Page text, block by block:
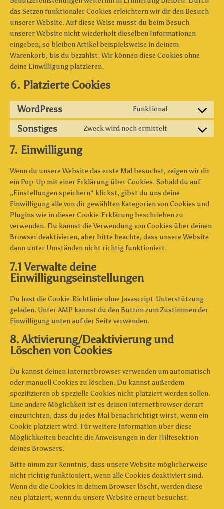
das Setzen funktionaler Cookies erleichtern wir dir den Besuch
unserer Website. Auf diese Weise musst du beim Besuch
unserer Website nicht wiederholt dieselben Informationen
eingeben, so bleiben Artikel beispielsweise in deinem
Warenkorb, bis du bezahlst. Wir können diese Cookies ohne
deine Einwilligung platzieren.
6. Platzierte Cookies
WordPress Funktional
Consent
service
Sonstiges Zweck wird noch ermittelt
Consent
sonstiges
7. Einwilligung
Wenn du unsere Website das erste Mal besuchst, zeigen wir dir
ein Pop-Up mit einer Erklärung über Cookies. Sobald du auf
„Einstellungen speichern“ klickst, gibst du uns deine
Einwilligung alle von dir gewählten Kategorien von Cookies und
Plugins wie in dieser Cookie-Erklärung beschrieben zu
verwenden. Du kannst die Verwendung von Cookies über deinen
Browser deaktivieren, aber bitte beachte, dass unsere Website
dann unter Umständen nicht richtig funktioniert.
7.1 Verwalte deine
Einwilligungseinstellungen
Du hast die Cookie-Richtlinie ohne Javascript-Unterstützung
geladen. Unter AMP kannst du den Button zum Zustimmen der
Einwilligung unten auf der Seite verwenden.
8. Aktivierung/Deaktivierung und
Löschen von Cookies
Du kannst deinen Internetbrowser verwenden um automatisch
oder manuell Cookies zu löschen. Du kannst außerdem
spezifizieren ob spezielle Cookies nicht platziert werden sollen.
Eine andere Möglichkeit ist es deinen Internetbrowser derart
einzurichten, dass du jedes Mal benachrichtigt wirst, wenn ein
Cookie platziert wird. Für weitere Information über diese
Möglichkeiten beachte die Anweisungen in der Hilfesektion
deines Browsers.
Bitte nimm zur Kenntnis, dass unsere Website möglicherweise
nicht richtig funktioniert, wenn alle Cookies deaktiviert sind.
Wenn du die Cookies in deinem Browser löscht, werden diese
neu platziert, wenn du unsere Website erneut besuchst.